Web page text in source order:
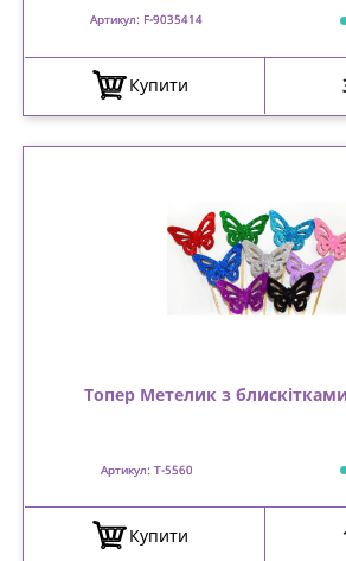
Артикул: F-9035414
Купити
Топер Метелик з
Артикул: T-5560
Купити